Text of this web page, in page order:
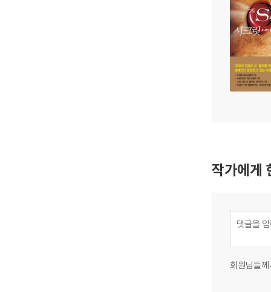
작가에게
회원님들